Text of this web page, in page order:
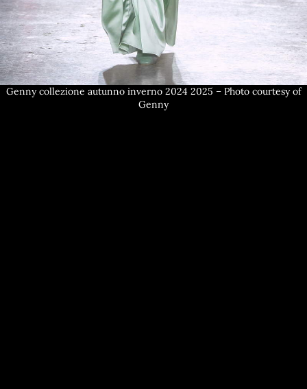
Genny collezione autunno inverno 2024 2025 – Photo courtesy of
Genny